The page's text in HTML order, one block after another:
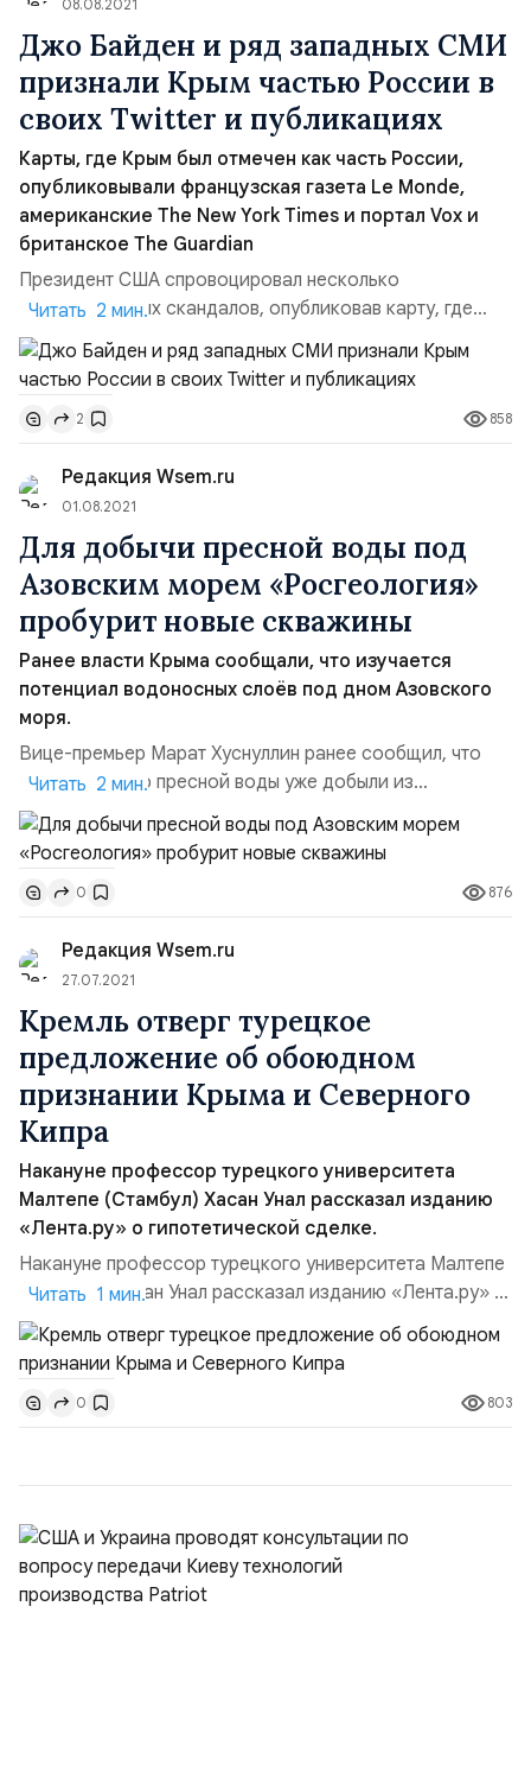
08.08.2021
Джо Байден и ряд западных СМИ
признали Крым частью России в
своих Twitter и публикациях
Карты, где Крым был отмечен как часть России,
опубликовывали французская газета Le Monde,
американские The New York Times и портал Vox и
британское The Guardian
Президент США спровоцировал несколько
международных скандалов, опубликовав карту, где
отмечены страны, куда поставлялись американские
вакцины от COVID-19. Изменения во внешней политике
США были проиллюстрированы в официальном Twitter
Джо Байдена. На свой странице американский лидер
похвастался, что США пожертвовали странам мира 110
млн. доз антико...
Читать 2 мин.
2 858
Редакция Wsem.ru
01.08.2021
Для добычи пресной воды под
Азовским морем «Росгеология»
пробурит новые скважины
Ранее власти Крыма сообщали, что изучается
потенциал водоносных слоёв под дном Азовского
моря.
Вице-премьер Марат Хуснуллин ранее сообщил, что
первую партию пресной воды уже добыли из
находящихся под Азовским морем источников.
Специалисты «Росгеологии» пробурят дополнительные
скважины глубиной до 500 м около берега для
определения качества и объёма запасов пресной
воды, обнаруженной под дном Азовского моря, —
сообщила пресс-служба компании.Ранее ...
Читать 2 мин.
0 876
Редакция Wsem.ru
27.07.2021
Кремль отверг турецкое
предложение об обоюдном
признании Крыма и Северного
Кипра
Накануне профессор турецкого университета
Малтепе (Стамбул) Хасан Унал рассказал изданию
«Лента.ру» о гипотетической сделке.
Накануне профессор турецкого университета Малтепе
(Стамбул) Хасан Унал рассказал изданию «Лента.ру» о
гипотетической сделке. Согласно этому
предложению, Россия могла бы признать независимым
государством Турецкую Республику Северный Кипр
(ТРСК), а Анкара отказалась бы от заявлений, будто
Крым является территорией Украины.В России
Читать 1 мин.
0 803